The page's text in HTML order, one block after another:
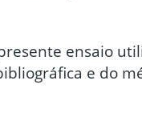
ensaio
e do